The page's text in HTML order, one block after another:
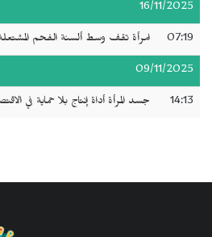
16/11/2025
07:19 امرأة تقف وسط ألسنة الفحم
09/11/2025
14:13 جسد المرأة أداة إنتاج بلا حماية في